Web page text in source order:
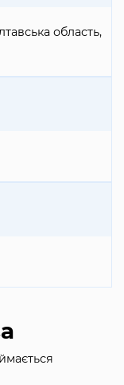
область,